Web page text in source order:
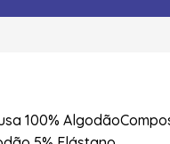
100%